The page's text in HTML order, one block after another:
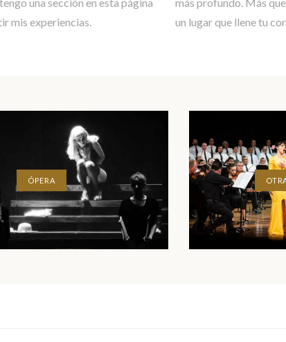
mis experiencias.
un lugar que llene tu
ÓPERA